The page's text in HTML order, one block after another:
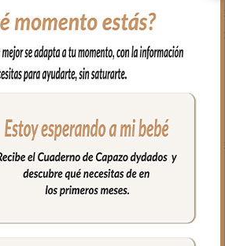
la silla. Todo el exterior en tejido
agua fría, jabones no abrasivos y
quieres usar el bolso para llevar
un mejor acceso al interior del bolso.
laterales para poder llevar todo